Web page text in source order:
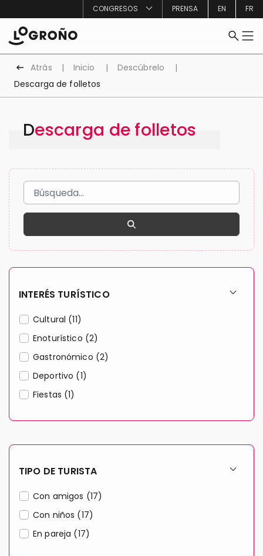
CONGRESOS PRENSA EN FR
Atrás Inicio
Descúbrelo
Descarga de folletos
Descarga de folletos
INTERÉS TURÍSTICO
Cultural (11)
Enoturístico (2)
Gastronómico (2)
Deportivo (1)
Fiestas (1)
TIPO DE TURISTA
Con amigos (17)
Con niños (17)
En pareja (17)